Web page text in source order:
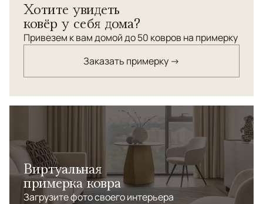
Хотите увидеть
ковёр у себя дома?
Привезем к вам домой до 50 ковров на примерку
Заказать примерку →
Виртуальная
примерка ковра
Загрузите фото своего интерьера